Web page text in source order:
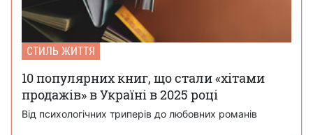
СТИЛЬ ЖИТТЯ
10 популярних книг, що стали «хітами
продажів» в Україні в 2025 році
Від психологічних триперів до любовних романів